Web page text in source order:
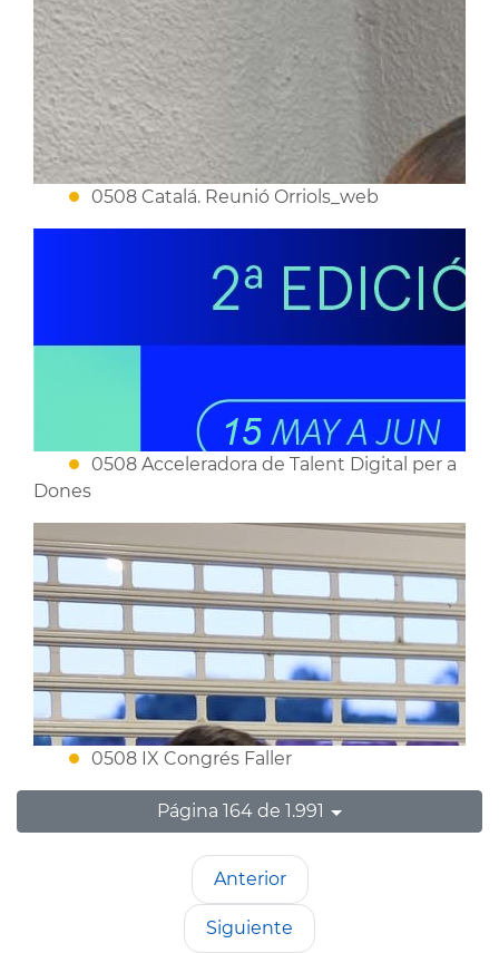
0508 Catalá. Reunió Orriols_web
0508 Acceleradora de Talent Digital per a
Dones
0508 IX Congrés Faller
Página 164 de 1.991
Anterior
Siguiente